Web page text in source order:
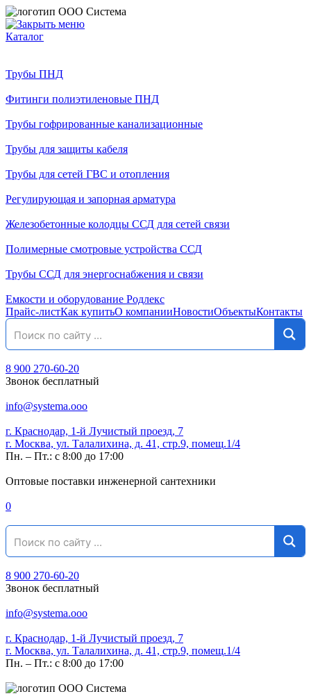
Каталог
Трубы ПНД
Фитинги полиэтиленовые ПНД
Трубы гофрированные канализационные
Трубы для защиты кабеля
Трубы для сетей ГВС и отопления
Регулирующая и запорная арматура
Железобетонные колодцы ССД для сетей связи
Полимерные смотровые устройства ССД
Трубы ССД для энергоснабжения и связи
Емкости и оборудование Родлекс
Прайс-листКак купитьО компанииНовостиОбъектыКонтакты
8 900 270-60-20
Звонок бесплатный
info@systema.ooo
г. Краснодар, 1-й Лучистый проезд, 7
г. Москва, ул. Талалихина, д. 41, стр.9, помещ.1/4
Пн. – Пт.: с 8:00 до 17:00
Оптовые поставки инженерной сантехники
0
8 900 270-60-20
Звонок бесплатный
info@systema.ooo
г. Краснодар, 1-й Лучистый проезд, 7
г. Москва, ул. Талалихина, д. 41, стр.9, помещ.1/4
Пн. – Пт.: с 8:00 до 17:00